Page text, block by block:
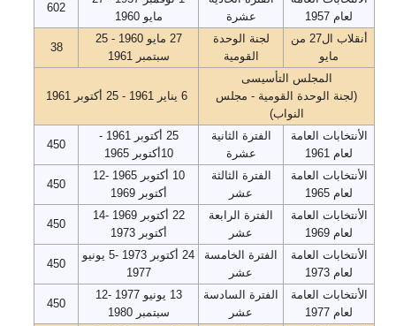
لعام 1957
عشرة
مايو 1960
602
أنقلاب ال27 من
مايو
لجنة الوحدة
القومية
27 مايو 1960 - 25
سبتمبر 1961
38
المجلس التأسيسى
(لجنة الوحدة القومية - مجلس
النواب)
6 يناير 1961 - 25 أكتوبر 1961
الأنتخابات العامة
لعام 1961
الفترة الثانية
عشرة
25 أكتوبر 1961 -
10أكتوبر 1965
450
الأنتخابات العامة
لعام 1965
الفترة الثالثة
عشر
10 أكتوبر 1965 -12
أكتوبر 1969
450
الأنتخابات العامة
لعام 1969
الفترة الرابعة
عشر
22 أكتوبر 1969 -14
أكتوبر 1973
450
الأنتخابات العامة
لعام 1973
الفترة الخامسة
عشر
24 أكتوبر 1973 -5 يونيو
1977
450
الأنتخابات العامة
لعام 1977
الفترة السادسة
عشر
13 يونيو 1977 -12
سبتمبر 1980
450